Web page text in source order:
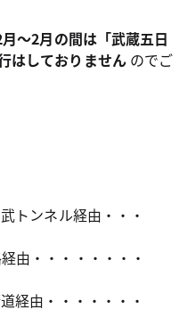
～2月の間は「武蔵五日
はしておりませんのでご
トンネル経由・・・
由・・・・・・・・
経由・・・・・・・